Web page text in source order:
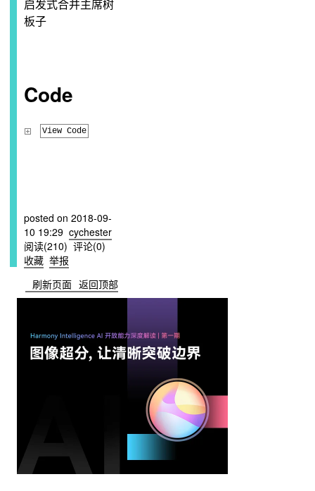
启发式合并主席树
板子
Code
View Code
posted on 2018-09-
10 19:29 cychester
阅读(210) 评论(0)
收藏 举报
刷新页面 返回顶部